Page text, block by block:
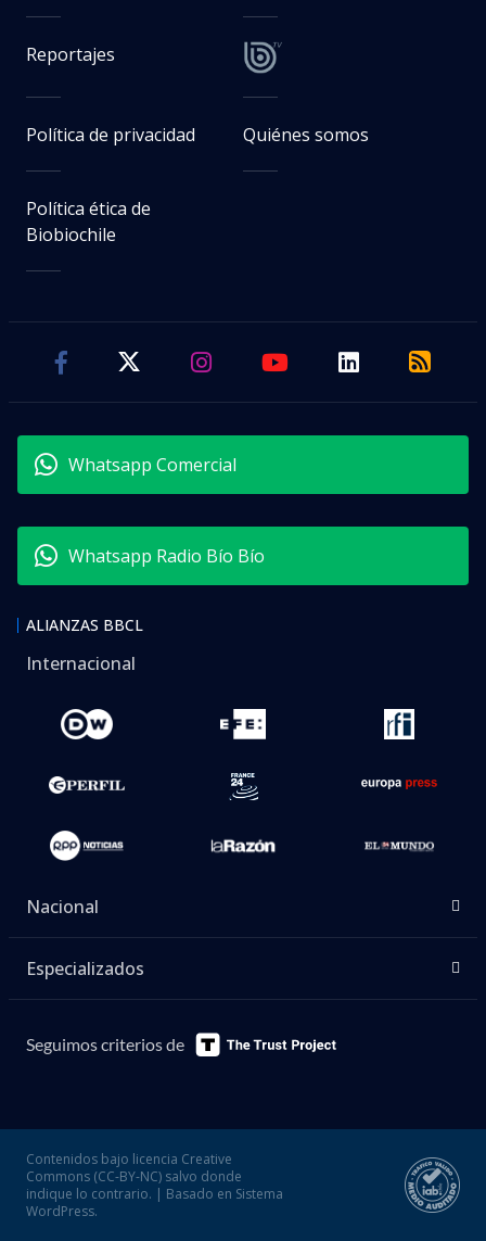
Reportajes
Política de privacidad Quiénes somos
Política ética de
Biobiochile
Whatsapp Comercial
Whatsapp Radio Bío Bío
ALIANZAS BBCL
Internacional
Nacional
Especializados
Seguimos criterios de
Contenidos bajo licencia Creative
Commons (CC-BY-NC) salvo donde
indique lo contrario. | Basado en Sistema
WordPress.